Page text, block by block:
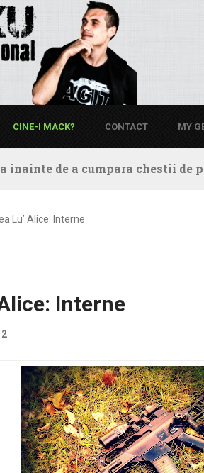
CINE-I MACK? CONTACT MY
inainte de a cumpara chestii de
Lu’ Alice: Interne
Interne